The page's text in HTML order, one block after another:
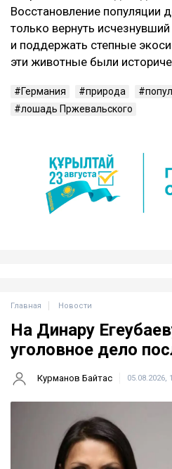
Восстановление популяции
только вернуть
и поддержать степные
эти животные были
Германия природа
лошадь Пржевальского